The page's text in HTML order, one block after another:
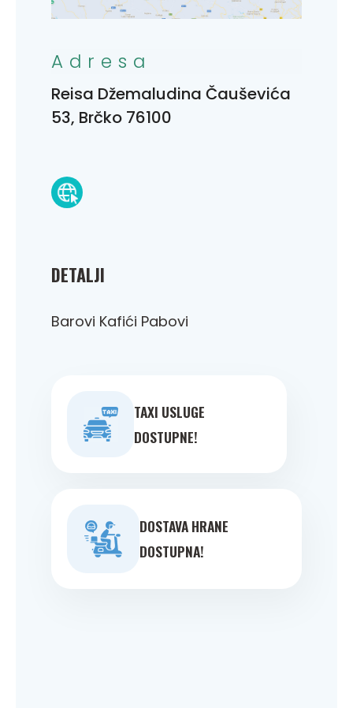
DETALJI
Barovi Kafići Pabovi
TAXI USLUGE
DOSTUPNE!
DOSTAVA HRANE
DOSTUPNA!
Adresa
Reisa Džemaludina Čauševića
53, Brčko 76100